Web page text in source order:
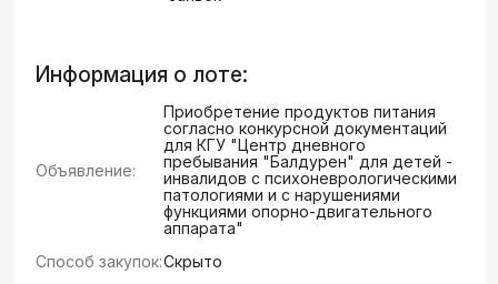
Информация о лоте:
Объявление:
Приобретение продуктов питания
согласно конкурсной документаций
для КГУ "Центр дневного
пребывания "Балдәурен" для детей -
инвалидов с психоневрологическими
патологиями и с нарушениями
функциями опорно-двигательного
аппарата"
Способ закупок:Скрыто